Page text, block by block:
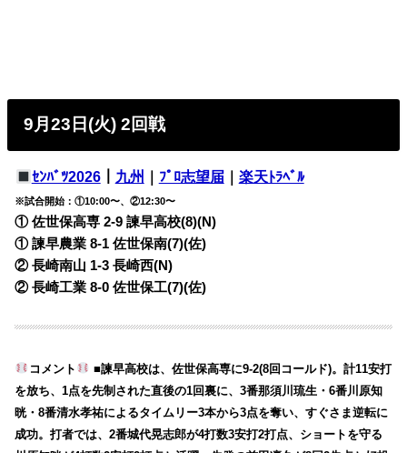
9月23日(火) 2回戦
ｾﾝﾊﾞﾂ2026｜ 九州 ﾌﾟﾛ志望届｜ 楽天ﾄﾗﾍﾞﾙ
※試合開始：①10:00〜、②12:30〜
① 佐世保高専 2-9 諫早高校(8)(N)
① 諫早農業 8-1 佐世保南(7)(佐)
② 長崎南山 1-3 長崎西(N)
② 長崎工業 8-0 佐世保工(7)(佐)
コメント
■諫早高校は、佐世保高専に9-2(8回コールド)。計11安打
を放ち、1点を先制された直後の1回裏に、3番那須川琉生・6番川原知
晄・8番清水孝祐によるタイムリー3本から3点を奪い、すぐさま逆転に
成功。打者では、2番城代晃志郎が4打数3安打2打点、ショートを守る